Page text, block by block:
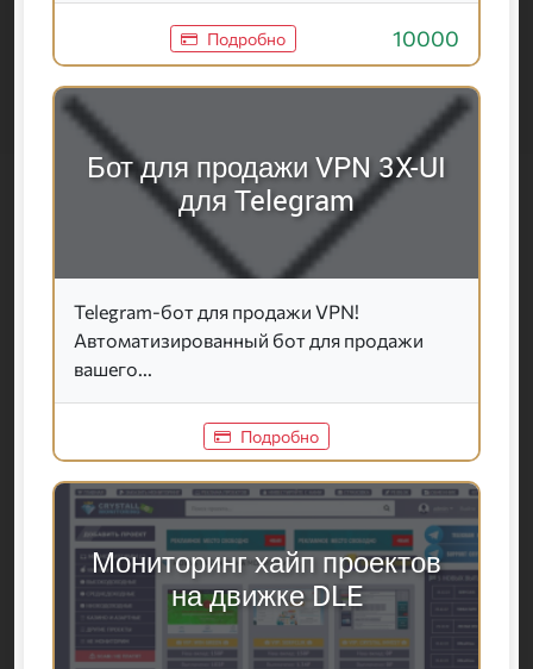
Подробно 10000
Бот для продажи VPN 3X-UI
для Telegram
Telegram-бот для продажи VPN!
Автоматизированный бот для продажи
вашего...
Подробно
Мониторинг хайп проектов
на движке DLE